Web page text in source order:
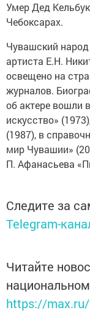
Умер Дед
Чебоксарах.
Чувашский
артиста Е.Н.
освещено на
журналов.
об актере вошли
искусство»
(1987), в
мир Чувашии»
П. Афанасьева
Следите за
Telegram-
Читайте
https://